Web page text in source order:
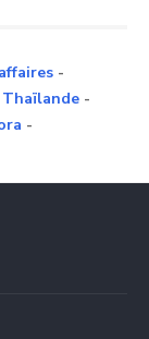
-
Thaïlande -
-